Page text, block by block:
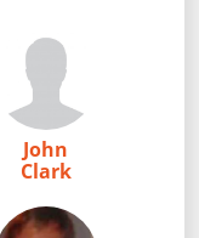
John
Clark